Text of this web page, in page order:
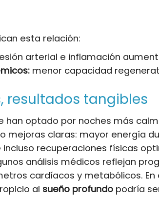
esta relación:
arterial e inflamación
menor capacidad
resultados tangibles
han optado por noches más
mejoras claras: mayor energía
recuperaciones físicas
análisis médicos reflejan
cardíacos y metabólicos. En
al sueño profundo podría